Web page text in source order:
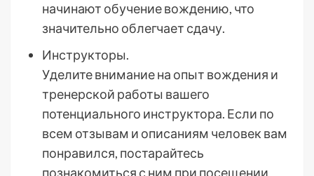
начинают обучение вождению, что
значительно облегчает сдачу.
Инструкторы.
Уделите внимание на опыт вождения и
тренерской работы вашего
потенциального инструктора. Если по
всем отзывам и описаниям человек вам
понравился, постарайтесь
познакомиться с ним при посещении